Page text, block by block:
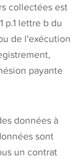
collectées est
p.1 lettre b du
de l'exécution
payante
données à
sont
un contrat